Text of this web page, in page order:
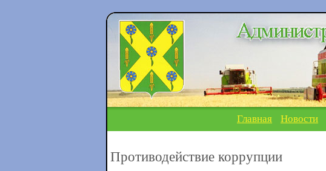
Главная Новости
Противодействие коррупции